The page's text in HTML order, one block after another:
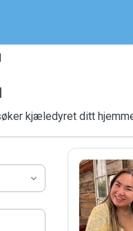
kjæledyret ditt
K